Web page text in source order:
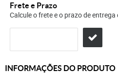
Frete e Prazo
Calcule o frete e o prazo de
INFORMAÇÕES DO PRODUTO